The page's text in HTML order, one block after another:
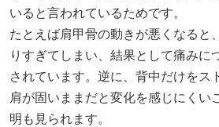
いると言われているためです。
たとえば肩甲骨の動きが悪くなると
りすぎてしまい、結果として痛みに
されています。逆に、背中だけをス
肩が固いままだと変化を感じにくい
明も見られます。